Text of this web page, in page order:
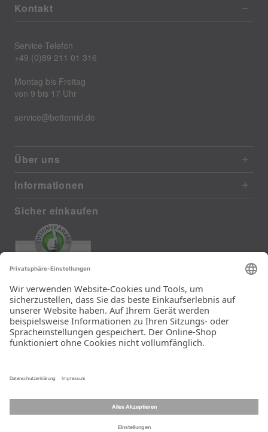
Kontakt
Service-Telefon
+49 (0)89 211 01 316
Montag bis Freitag
von 9 bis 17 Uhr
service@bettenrid.de
Über uns
Informationen
Sicher einkaufen
385 reviews from real customers
(last 12 months)
Total: 11283
Die Auswahl und die
Einfachheit der
Bestellung.